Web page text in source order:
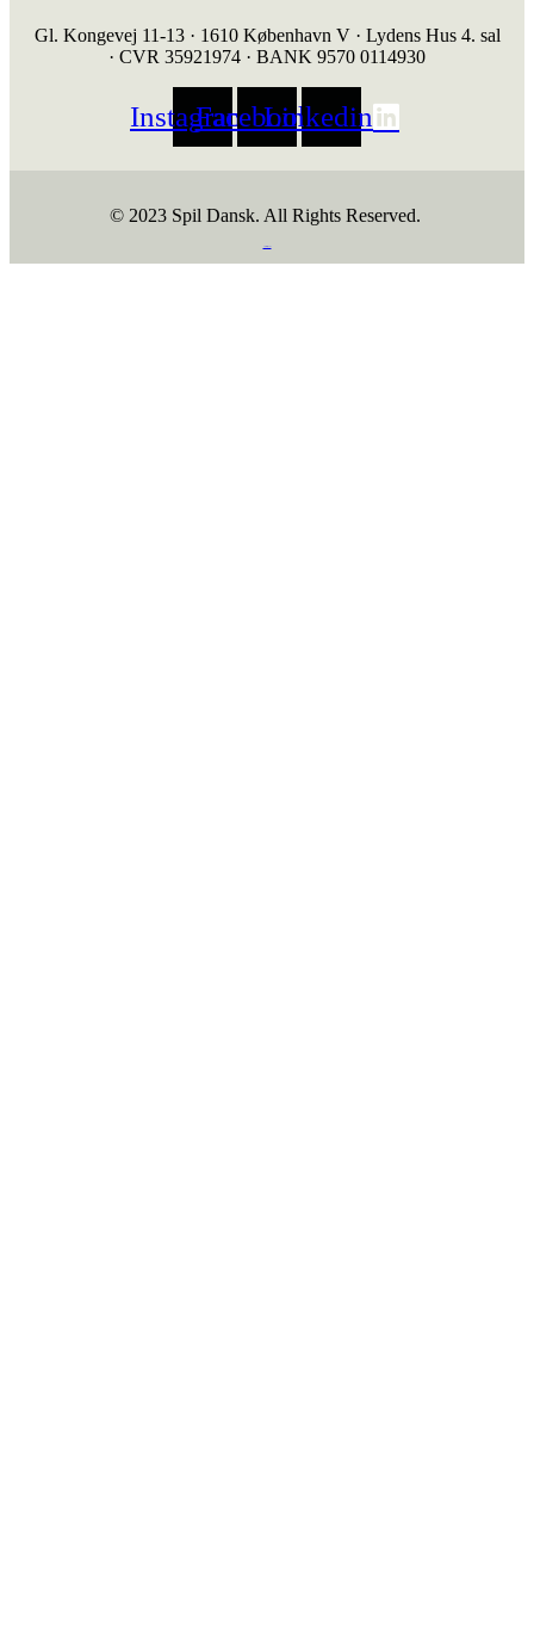
Gl. Kongevej 11-13 · 1610 København V · Lydens Hus 4. sal
· CVR 35921974 · BANK 9570 0114930
InstagramFacebookLinkedin
© 2023 Spil Dansk. All Rights Reserved.